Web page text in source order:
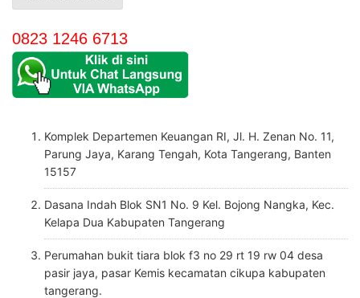
0823 1246 6713
Komplek Departemen Keuangan RI, Jl. H. Zenan No. 11,
Parung Jaya, Karang Tengah, Kota Tangerang, Banten
15157
Dasana Indah Blok SN1 No. 9 Kel. Bojong Nangka, Kec.
Kelapa Dua Kabupaten Tangerang
Perumahan bukit tiara blok f3 no 29 rt 19 rw 04 desa
pasir jaya, pasar Kemis kecamatan cikupa kabupaten
tangerang.